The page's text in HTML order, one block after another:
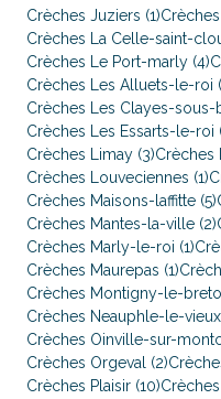
Crèches Juziers (1)
Crèches La Celle-saint-
Crèches Le Port-marly (4)
Crèches Les Alluets-le-roi
Crèches Les Clayes-sous-
Crèches Les Essarts-le-roi
Crèches Limay (3)Crèches
Crèches Louveciennes (1)
Crèches Maisons-laffitte (5)
Crèches Mantes-la-ville (2)
Crèches Marly-le-roi (1)
Crèches Maurepas (1)
Crèches Montigny-le-
Crèches Neauphle-le-vieux
Crèches Oinville-sur-
Crèches Orgeval (2)
Crèches Plaisir (10)